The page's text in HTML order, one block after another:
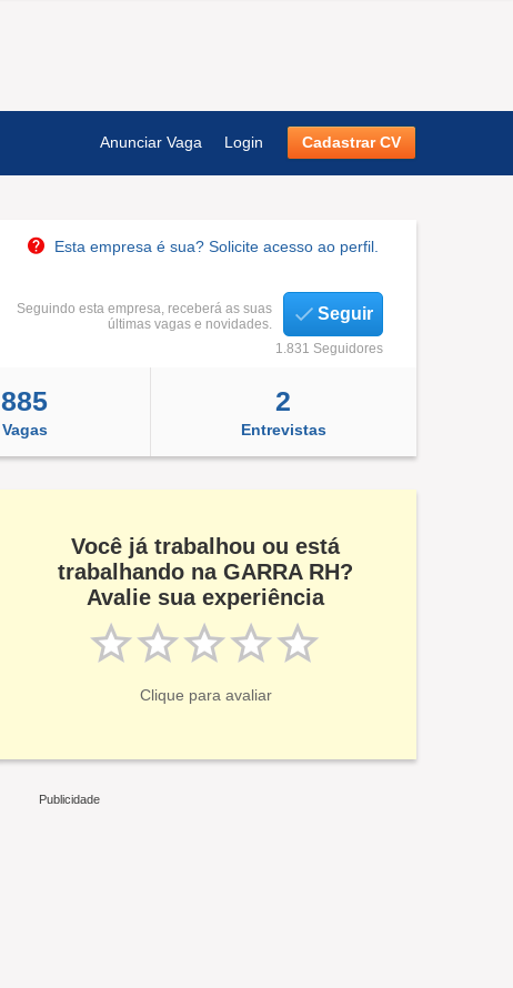
Anunciar Vaga Login Cadastrar CV
Esta empresa é sua? Solicite acesso ao perfil.
Seguindo esta empresa, receberá as suas
últimas vagas e novidades.
Seguir
1.831 Seguidores
885
Vagas
2
Entrevistas
Você já trabalhou ou está
trabalhando na GARRA RH?
Avalie sua experiência
Clique para avaliar